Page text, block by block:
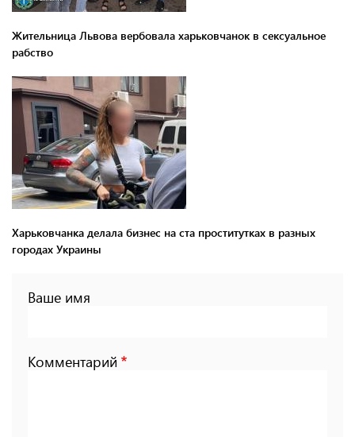
Жительница Львова вербовала харьковчанок в сексуальное
рабство
Харьковчанка делала бизнес на ста проститутках в разных
городах Украины
Ваше имя
Комментарий